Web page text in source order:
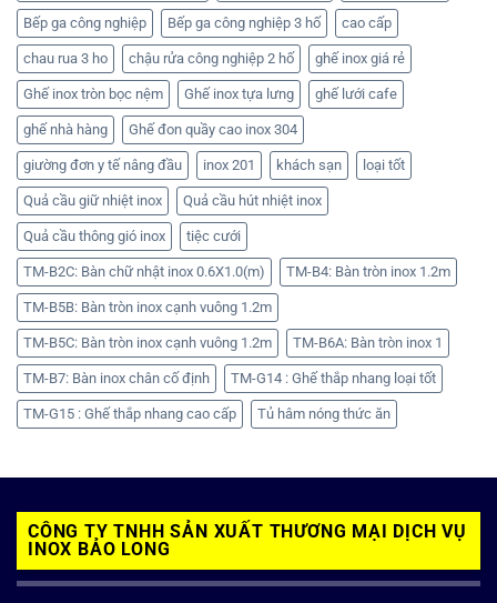
Bếp ga công nghiệp Bếp ga công nghiệp 3 hố cao cấp
chau rua 3 ho chậu rửa công nghiệp 2 hố ghế inox giá rẻ
Ghế inox tròn bọc nệm Ghế inox tựa lưng ghế lưới cafe
ghế nhà hàng Ghế đon quầy cao inox 304
giường đơn y tế nâng đầu inox 201 khách sạn loại tốt
Quả cầu giữ nhiệt inox Quả cầu hút nhiệt inox
Quả cầu thông gió inox tiệc cưới
TM-B2C: Bàn chữ nhật inox 0.6X1.0(m) TM-B4: Bàn tròn inox 1.2m
TM-B5B: Bàn tròn inox cạnh vuông 1.2m
TM-B5C: Bàn tròn inox cạnh vuông 1.2m TM-B6A: Bàn tròn inox 1
TM-B7: Bàn inox chân cố định TM-G14 : Ghế thắp nhang loại tốt
TM-G15 : Ghế thắp nhang cao cấp Tủ hâm nóng thức ăn
CÔNG TY TNHH SẢN XUẤT THƯƠNG MẠI DỊCH VỤ
INOX BẢO LONG